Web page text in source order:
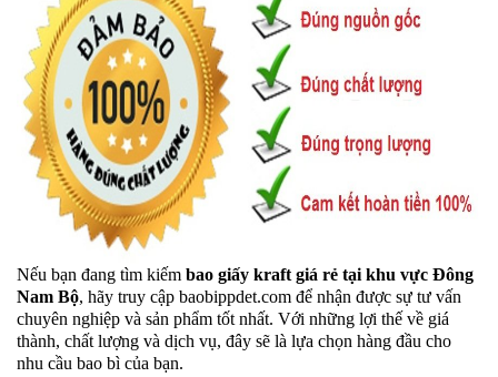
Nếu bạn đang tìm kiếm bao giấy kraft giá rẻ tại khu vực Đông
Nam Bộ, hãy truy cập baobippdet.com để nhận được sự tư vấn
chuyên nghiệp và sản phẩm tốt nhất. Với những lợi thế về giá
thành, chất lượng và dịch vụ, đây sẽ là lựa chọn hàng đầu cho
nhu cầu bao bì của bạn.